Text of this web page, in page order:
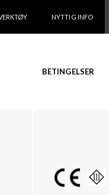
NYTTIG INFO
BETINGELSER